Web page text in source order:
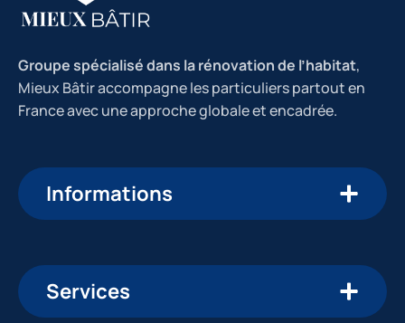
Groupe spécialisé dans la rénovation de l’habitat,
Mieux Bâtir accompagne les particuliers partout en
France avec une approche globale et encadrée.
Informations
Services